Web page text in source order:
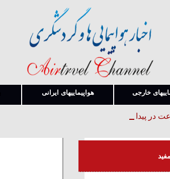
خارجی هواپیماییهای ایرانی
در پیدا کردن قوانین و بخشنامه ها